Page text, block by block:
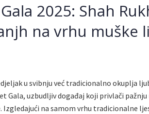
2025: Shah
na vrhu muške
u svibnju već tradicionalno okuplja
Gala, uzbudljiv događaj koji privlači
Izgledajući na samom vrhu tradicionalne